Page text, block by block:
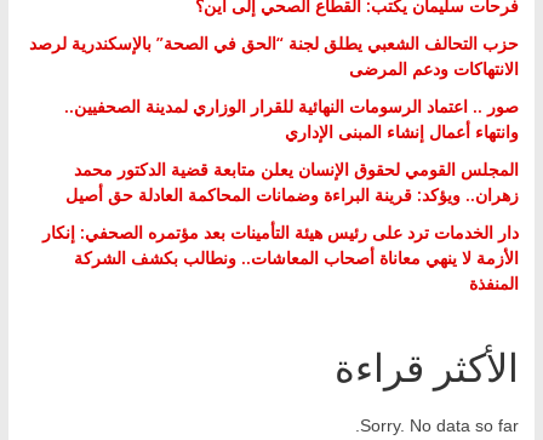
فرحات سليمان يكتب: القطاع الصحي إلى أين؟
حزب التحالف الشعبي يطلق لجنة “الحق في الصحة” بالإسكندرية لرصد
الانتهاكات ودعم المرضى
صور .. اعتماد الرسومات النهائية للقرار الوزاري لمدينة الصحفيين..
وانتهاء أعمال إنشاء المبنى الإداري
المجلس القومي لحقوق الإنسان يعلن متابعة قضية الدكتور محمد
زهران.. ويؤكد: قرينة البراءة وضمانات المحاكمة العادلة حق أصيل
دار الخدمات ترد على رئيس هيئة التأمينات بعد مؤتمره الصحفي: إنكار
الأزمة لا ينهي معاناة أصحاب المعاشات.. ونطالب بكشف الشركة
المنفذة
الأكثر قراءة
Sorry. No data so far.